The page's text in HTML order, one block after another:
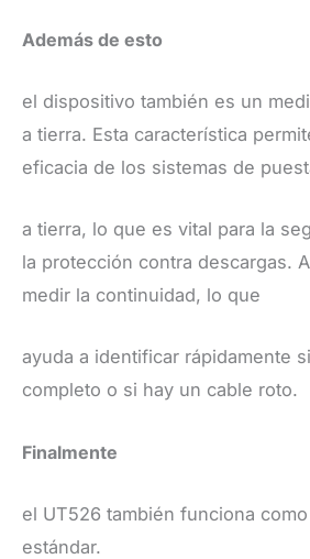
​Además de esto
el dispositivo también es un
a tierra. Esta característica
eficacia de los sistemas de
a tierra, lo que es vital para la
la protección contra descargas.
medir la continuidad, lo que
ayuda a identificar rápidamente
completo o si hay un cable roto.
​Finalmente
el UT526 también funciona
estándar.